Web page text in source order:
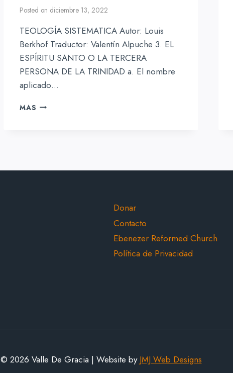
Posted on diciembre 13, 2022
TEOLOGÍA SISTEMATICA Autor: Louis
Berkhof Traductor: Valentín Alpuche 3. EL
ESPÍRITU SANTO O LA TERCERA
PERSONA DE LA TRINIDAD a. El nombre
aplicado…
MAS EL
PERSONA
Donar
Contacto
Ebenezer Reformed Church
Política de Privacidad
© 2026 Valle De Gracia | Website by JMJ Web Designs